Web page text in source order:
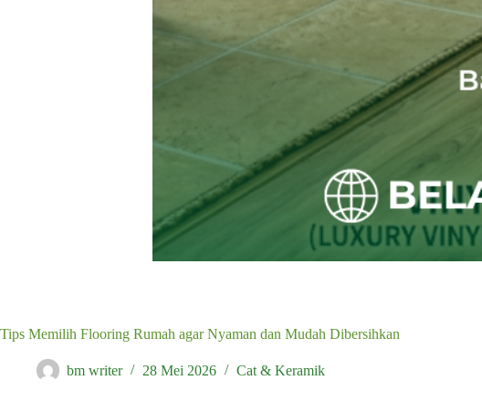
Tips Memilih Flooring Rumah agar Nyaman dan Mudah Dibersihkan
bm writer 28 Mei 2026 Cat & Keramik